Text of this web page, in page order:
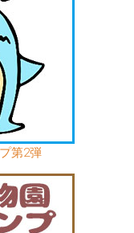
第2弾